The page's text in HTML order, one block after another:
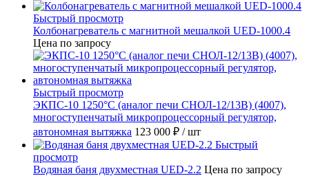
Быстрый просмотр
Колбонагреватель с магнитной мешалкой UED-1000.4
Цена по запросу
Быстрый просмотр
ЭКПС-10 1250°С (аналог печи СНОЛ-12/13В) (4007),
многоступенчатый микропроцессорный регулятор,
автономная вытяжка 123 000 ₽ / шт
Быстрый
просмотр
Водяная баня двухместная UED-2.2 Цена по запросу